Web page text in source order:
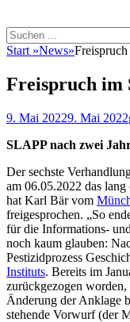
Suchen
Suchen
nach:
Start »News»
Freispruch im
Veröffentlicht
9. Mai 20229. Mai 2022
SLAPP nach zwei
Der sechste
am 06.05.2022 das
hat Karl Bär vom
freigesprochen. „So
für die Informations-
noch kaum glauben:
Pestizidprozess
Instituts. Bereits im
zurückgezogen worden,
Änderung der Anklage
stehende Vorwurf (der